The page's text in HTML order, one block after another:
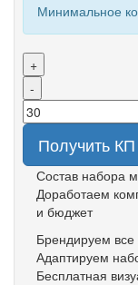
Минимальное
+
-
Получить КП
Состав набора
Доработаем
и бюджет
Брендируем все
Адаптируем
Бесплатная